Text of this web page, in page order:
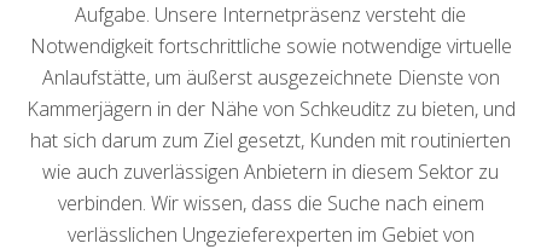
Aufgabe. Unsere Internetpräsenz versteht die
Notwendigkeit fortschrittliche sowie notwendige virtuelle
Anlaufstätte, um äußerst ausgezeichnete Dienste von
Kammerjägern in der Nähe von Schkeuditz zu bieten, und
hat sich darum zum Ziel gesetzt, Kunden mit routinierten
wie auch zuverlässigen Anbietern in diesem Sektor zu
verbinden. Wir wissen, dass die Suche nach einem
verlässlichen Ungezieferexperten im Gebiet von